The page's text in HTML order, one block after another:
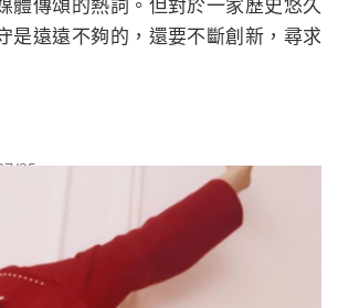
是遠遠不夠的，還要不斷創新，尋求
25